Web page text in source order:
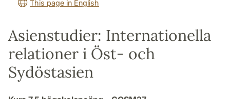
This page in English
Asienstudier: Internationella
relationer i Öst- och
Sydöstasien